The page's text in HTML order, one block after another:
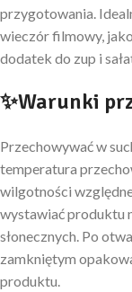
przygotowania.
wieczór filmowy,
dodatek do zup i
✨Warunki
Przechowywać w
temperatura
wilgotności
wystawiać produktu
słonecznych. Po
zamkniętym
produktu.